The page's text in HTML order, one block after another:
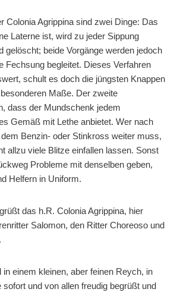
Colonia Agrippina sind zwei Dinge: Das
Laterne ist, wird zu jeder Sippung
gelöscht; beide Vorgänge werden jedoch
Fechsung begleitet. Dieses Verfahren
schult es doch die jüngsten Knappen
Maße. Der zweite
dass der Mundschenk jedem
Gemäß mit Lethe anbietet. Wer nach
Benzin- oder Stinkross weiter muss,
allzu viele Blitze einfallen lassen. Sonst
Probleme mit denselben geben,
Helfern in Uniform.
das h.R. Colonia Agrippina, hier
Salomon, den Ritter Choreoso und
in einem kleinen, aber feinen Reych, in
sofort und von allen freudig begrüßt und